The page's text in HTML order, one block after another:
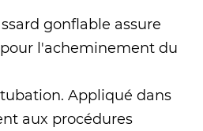
gonflable assure
l'acheminement du
Appliqué dans
aux procédures